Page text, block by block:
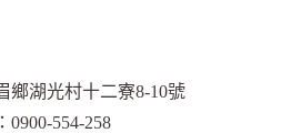
鄉湖光村十二寮8-10號
554-258